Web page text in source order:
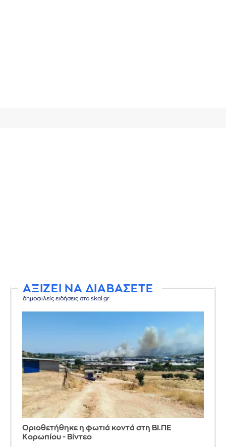
ΑΞΙΖΕΙ ΝΑ ΔΙΑΒΑΣΕΤΕ
δημοφιλείς ειδήσεις στο skai.gr
Οριοθετήθηκε η φωτιά κοντά στη ΒΙ.ΠΕ
Κορωπίου - Βίντεο